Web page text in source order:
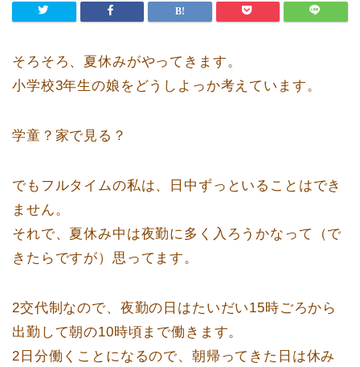
そろそろ、夏休みがやってきます。
小学校3年生の娘をどうしよっか考えています。
学童？家で見る？
でもフルタイムの私は、日中ずっといることはでき
ません。
それで、夏休み中は夜勤に多く入ろうかなって（で
きたらですが）思ってます。
2交代制なので、夜勤の日はたいだい15時ごろから
出勤して朝の10時頃まで働きます。
2日分働くことになるので、朝帰ってきた日は休み